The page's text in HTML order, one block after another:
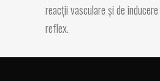
reacții vasculare și de
reflex.